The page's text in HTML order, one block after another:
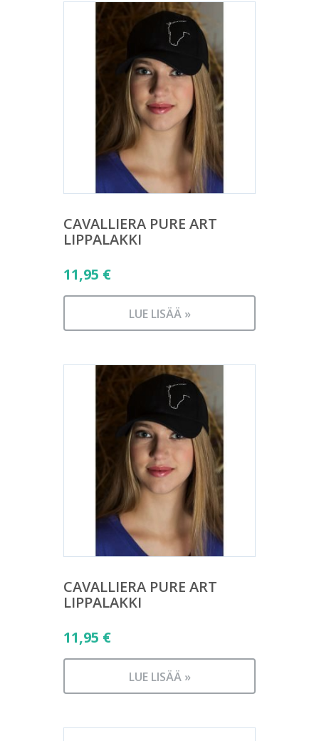
CAVALLIERA PURE ART
LIPPALAKKI
11,95 €
LUE LISÄÄ »
CAVALLIERA PURE ART
LIPPALAKKI
11,95 €
LUE LISÄÄ »